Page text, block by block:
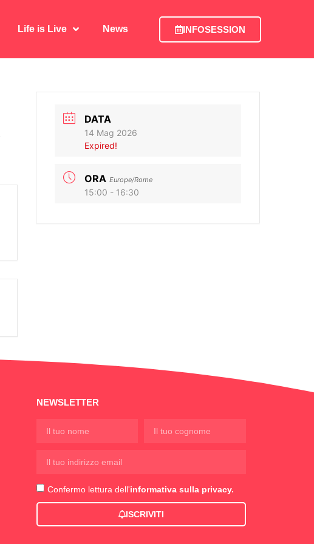
Life is Live News
INFOSESSION
DATA
14 Mag 2026
Expired!
ORA Europe/Rome
15:00 - 16:30
NEWSLETTER
Confermo lettura dell'informativa sulla privacy.
ISCRIVITI